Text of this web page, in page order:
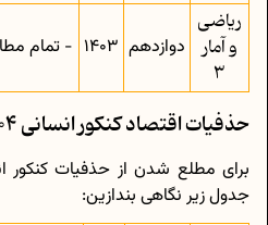
ریاضی
و آمار
3
دوازدهم 1403 - تمام
حذفیات اقتصاد کنکور انسانی 1404
برای مطلع شدن از حذفیات کنکور
جدول زیر نگاهی بندازین: